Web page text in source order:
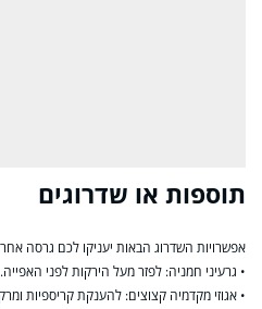
תוספות או שדרוגים
אפשרויות השדרוג הבאות יעניקו לכם גרסה
• גרעיני חמניה: לפזר מעל הירקות לפני האפייה.
• אגוזי מקדמיה קצוצים: להענקת קריספיות